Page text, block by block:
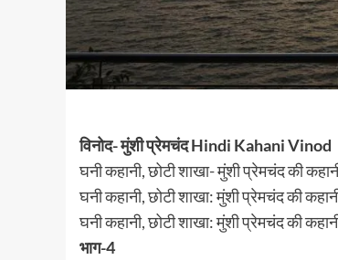
विनोद- मुंशी प्रेमचंद Hindi Kahani Vinod
घनी कहानी, छोटी शाखा- मुंशी प्रेमचंद की
घनी कहानी, छोटी शाखा: मुंशी प्रेमचंद की
घनी कहानी, छोटी शाखा: मुंशी प्रेमचंद की
भाग-4